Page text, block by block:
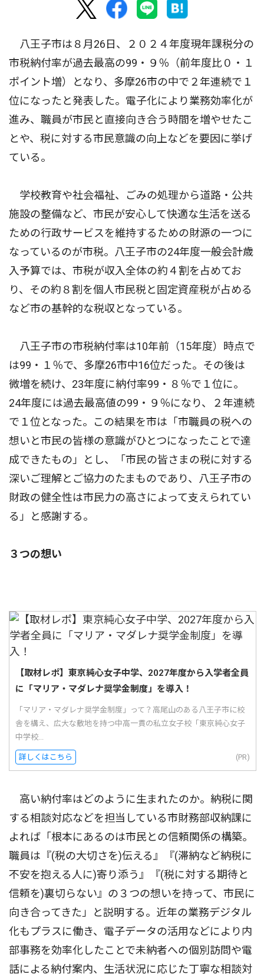
八王子市は８月26日、２０２４年度現年課税分の
市税納付率が過去最高の99・９％（前年度比０・１
ポイント増）となり、多摩26市の中で２年連続で１
位になったと発表した。電子化により業務効率化が
進み、職員が市民と直接向き合う時間を増やせたこ
とや、税に対する市民意識の向上などを要因に挙げ
ている。
学校教育や社会福祉、ごみの処理から道路・公共
施設の整備など、市民が安心して快適な生活を送る
ための行政サービスを維持するための財源の一つに
なっているのが市税。八王子市の24年度一般会計歳
入予算では、市税が収入全体の約４割を占めてお
り、その約８割を個人市民税と固定資産税が占める
など市の基幹的な税収となっている。
八王子市の市税納付率は10年前（15年度）時点で
は99・１％で、多摩26市中16位だった。その後は
微増を続け、23年度に納付率99・８％で１位に。
24年度には過去最高値の99・９％になり、２年連続
で１位となった。この結果を市は「市職員の税への
想いと市民の皆様の意識がひとつになったことで達
成できたもの」とし、「市民の皆さまの税に対する
深いご理解とご協力のたまものであり、八王子市の
財政の健全性は市民力の高さによって支えられてい
る」と感謝する。
３つの想い
【取材レポ】東京純心女子中学、2027年度から入学者全員
に「マリア・マダレナ奨学金制度」を導入！
「マリア・マダレナ奨学金制度」って？高尾山のある八王子市に校
舎を構え、広大な敷地を持つ中高一貫の私立女子校「東京純心女子
中学校...
詳しくはこちら (PR)
高い納付率はどのように生まれたのか。納税に関
する相談対応などを担当している市財務部収納課に
よれば「根本にあるのは市民との信頼関係の構築。
職員は『(税の大切さを)伝える』『(滞納など納税に
不安を抱える人に)寄り添う』『(税に対する期待と
信頼を)裏切らない』の３つの想いを持って、市民に
向き合ってきた」と説明する。近年の業務デジタル
化もプラスに働き、電子データの活用などにより内
部事務を効率化したことで未納者への個別訪問や電
話による納付案内、生活状況に応じた丁寧な相談対